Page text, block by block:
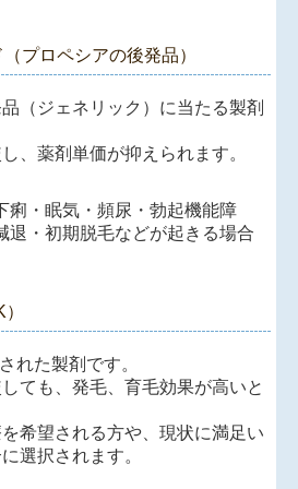
プロペシアの後発品）
（ジェネリック）に当たる製剤
、薬剤単価が抑えられます。
痢・眠気・頻尿・勃起機能障
退・初期脱毛などが起きる場合
れた製剤です。
ても、発毛、育毛効果が高いと
希望される方や、現状に満足い
選択されます。